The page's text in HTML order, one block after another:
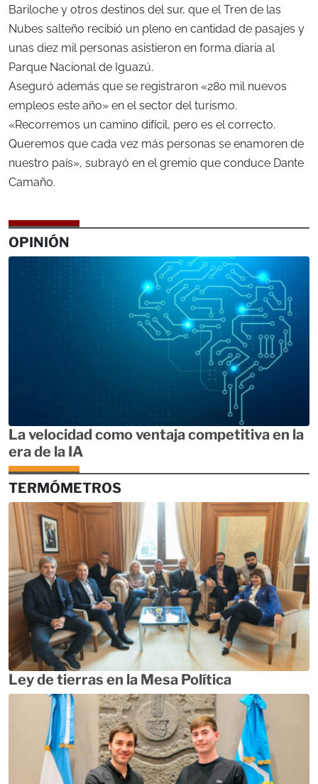
Bariloche y otros destinos del sur, que el Tren de las
Nubes salteño recibió un pleno en cantidad de pasajes y
unas diez mil personas asistieron en forma diaria al
Parque Nacional de Iguazú.
Aseguró además que se registraron «280 mil nuevos
empleos este año» en el sector del turismo.
«Recorremos un camino difícil, pero es el correcto.
Queremos que cada vez más personas se enamoren de
nuestro país», subrayó en el gremio que conduce Dante
Camaño.
OPINIÓN
La velocidad como ventaja competitiva en la
era de la IA
TERMÓMETROS
Ley de tierras en la Mesa Política